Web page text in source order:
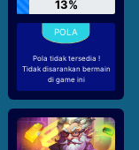
13%
Pola tidak tersedia !
Tidak disarankan bermain
di game ini